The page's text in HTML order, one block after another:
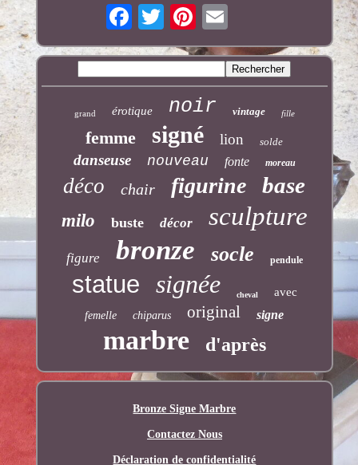
grand érotique noir vintage fille
femme signé lion solde
danseuse nouveau fonte moreau
déco chair figurine base
milo buste décor sculpture
figure bronze socle pendule
statue signée cheval avec
femelle chiparus original signe
marbre d'après
Bronze Signe Marbre
Contactez Nous
Déclaration de confidentialité